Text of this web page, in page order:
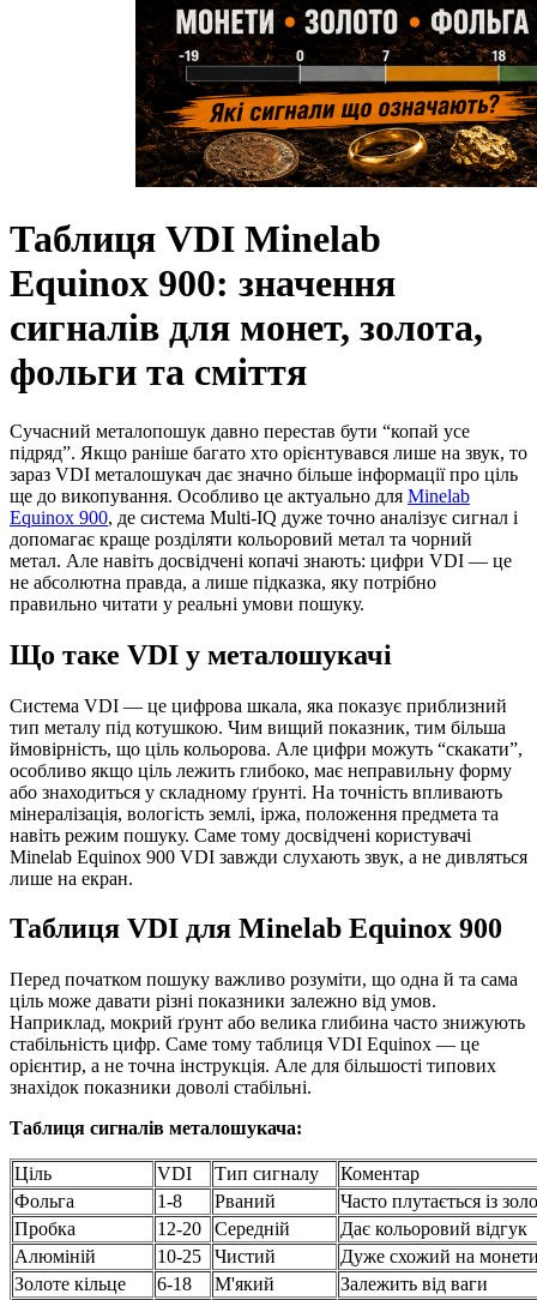
Таблиця VDI Minelab
Equinox 900: значення
сигналів для монет, золота,
фольги та сміття
Сучасний металопошук давно перестав бути “копай усе
підряд”. Якщо раніше багато хто орієнтувався лише на звук, то
зараз VDI металошукач дає значно більше інформації про ціль
ще до викопування. Особливо це актуально для Minelab
Equinox 900, де система Multi-IQ дуже точно аналізує сигнал і
допомагає краще розділяти кольоровий метал та чорний
метал. Але навіть досвідчені копачі знають: цифри VDI — це
не абсолютна правда, а лише підказка, яку потрібно
правильно читати у реальні умови пошуку.
Що таке VDI у металошукачі
Система VDI — це цифрова шкала, яка показує приблизний
тип металу під котушкою. Чим вищий показник, тим більша
ймовірність, що ціль кольорова. Але цифри можуть “скакати”,
особливо якщо ціль лежить глибоко, має неправильну форму
або знаходиться у складному ґрунті. На точність впливають
мінералізація, вологість землі, іржа, положення предмета та
навіть режим пошуку. Саме тому досвідчені користувачі
Minelab Equinox 900 VDI завжди слухають звук, а не дивляться
лише на екран.
Таблиця VDI для Minelab Equinox 900
Перед початком пошуку важливо розуміти, що одна й та сама
ціль може давати різні показники залежно від умов.
Наприклад, мокрий ґрунт або велика глибина часто знижують
стабільність цифр. Саме тому таблиця VDI Equinox — це
орієнтир, а не точна інструкція. Але для більшості типових
знахідок показники доволі стабільні.
Таблиця сигналів металошукача:
Ціль VDI Тип сигналу
Коментар
Фольга
1-8 Рваний
Часто плутається із
Пробка
12-20 Середній
Дає кольоровий відгук
Алюміній
10-25 Чистий
Дуже схожий на
Золоте кільце
6-18 М'який
Залежить від ваги